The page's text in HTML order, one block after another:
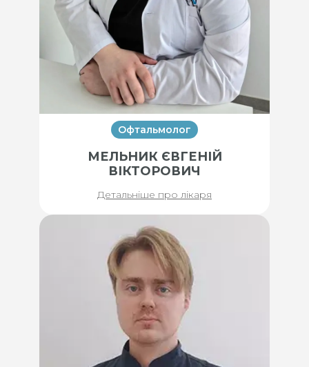
Офтальмолог
МЕЛЬНИК ЄВГЕНІЙ
ВІКТОРОВИЧ
Детальніше про лікаря